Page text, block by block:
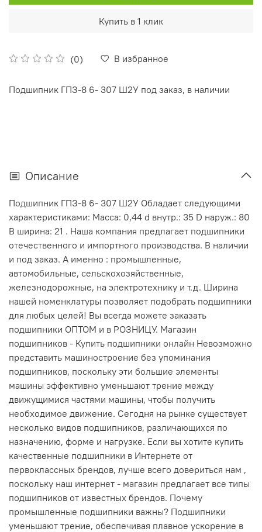
(0) В избранное
Купить в 1 клик
Подшипник ГПЗ-8 6- 307 Ш2У под заказ, в наличии
Описание
Подшипник ГПЗ-8 6- 307 Ш2У Обладает следующими
характеристиками: Масса: 0,44 d внутр.: 35 D наруж.: 80
В ширина: 21 . Наша компания предлагает подшипники
отечественного и импортного производства. В наличии
и под заказ. А именно : промышленные,
автомобильные, сельскохозяйственные,
железнодорожные, на электротехнику и т.д. Ширина
нашей номенклатуры позволяет подобрать подшипники
для любых целей! Вы всегда можете заказать
подшипники ОПТОМ и в РОЗНИЦУ. Магазин
подшипников - Купить подшипники онлайн Невозможно
представить машиностроение без упоминания
подшипников, поскольку эти большие элементы
машины эффективно уменьшают трение между
движущимися частями машины, чтобы получить
необходимое движение. Сегодня на рынке существует
несколько видов подшипников, различающихся по
назначению, форме и нагрузке. Если вы хотите купить
качественные подшипники в Интернете от
первоклассных брендов, лучше всего довериться нам ,
поскольку наш интернет - магазин предлагает все типы
подшипников от известных брендов. Почему
промышленные подшипники важны? Подшипники
уменьшают трение, обеспечивая плавное ускорение в